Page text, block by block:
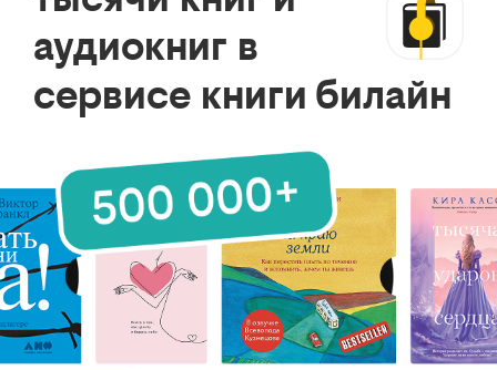
аудиокниг в
сервисе книги билайн